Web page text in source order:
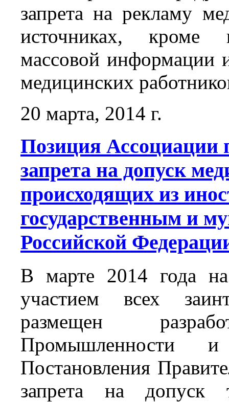
запрета на рекламу
источниках, кроме
массовой информации
медицинских
20 марта, 2014 г.
Позиция Ассоциации
запрета на допуск
происходящих из
государственным и
Российской
В марте 2014 года
участием всех
размещен
Промышленности
Постановления
запрета на допуск